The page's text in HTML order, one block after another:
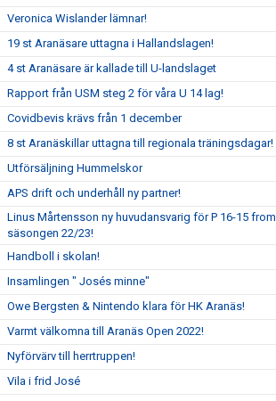
Veronica Wislander lämnar!
19 st Aranäsare uttagna i Hallandslagen!
4 st Aranäsare är kallade till U-landslaget
Rapport från USM steg 2 för våra U 14 lag!
Covidbevis krävs från 1 december
8 st Aranäskillar uttagna till regionala träningsdagar!
Utförsäljning Hummelskor
APS drift och underhåll ny partner!
Linus Mårtensson ny huvudansvarig för P 16-15 from
säsongen 22/23!
Handboll i skolan!
Insamlingen " Josés minne"
Owe Bergsten & Nintendo klara för HK Aranäs!
Varmt välkomna till Aranäs Open 2022!
Nyförvärv till herrtruppen!
Vila i frid José